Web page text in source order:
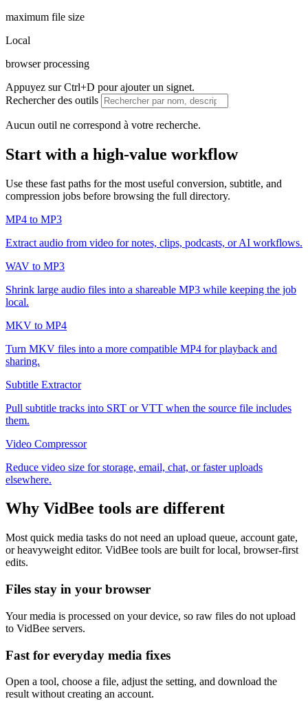
maximum file size
Local
browser processing
Appuyez sur Ctrl+D pour ajouter un signet.
Rechercher des outils
Aucun outil ne correspond à votre recherche.
Start with a high-value workflow
Use these fast paths for the most useful conversion, subtitle, and
compression jobs before browsing the full directory.
MP4 to MP3
Extract audio from video for notes, clips, podcasts, or AI workflows.
WAV to MP3
Shrink large audio files into a shareable MP3 while keeping the job
local.
MKV to MP4
Turn MKV files into a more compatible MP4 for playback and
sharing.
Subtitle Extractor
Pull subtitle tracks into SRT or VTT when the source file includes
them.
Video Compressor
Reduce video size for storage, email, chat, or faster uploads
elsewhere.
Why VidBee tools are different
Most quick media tasks do not need an upload queue, account gate,
or heavyweight editor. VidBee tools are built for local, browser-first
edits.
Files stay in your browser
Your media is processed on your device, so raw files do not upload
to VidBee servers.
Fast for everyday media fixes
Open a tool, choose a file, adjust the setting, and download the
result without creating an account.